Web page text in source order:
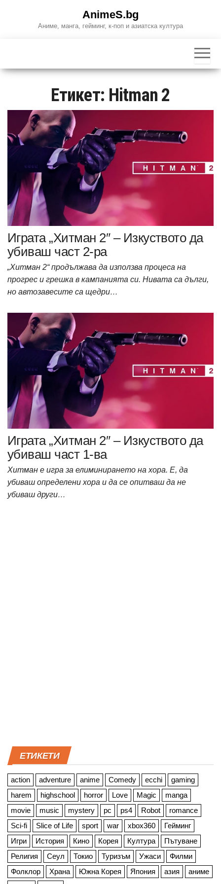
AnimeS.bg
Аниме, манга, гейминг, к-поп и азиатска култура
Етикет: Hitman 2
Играта „Хитман 2″ – Изкуството да
убиваш част 2-ра
„Хитман 2“ продължава да използва процеса на
прогрес и грешка в кампанията си. Нивата са дълги,
но автозавесите са щедри…
Играта „Хитман 2″ – Изкуството да
убиваш част 1-ва
Хитман е игра за елиминирането на хора. Е, да
убиваш определени хора и да се опитваш да не
убиваш други…
ЕТИКЕТИ
action adventure anime Comedy ecchi
gaming
harem
highschool horror Love Magic
manga
movie
music mystery pc ps4 Robot
romance
Sci-fi
Slice of Life sport war xbox360
Гейминг
Игри
История Кино Корея Култура
Пътуване
Религия
Сеул Токио Туризъм Ужаси
Филми
Фолклор
Храна Южна Корея Япония азия
аниме